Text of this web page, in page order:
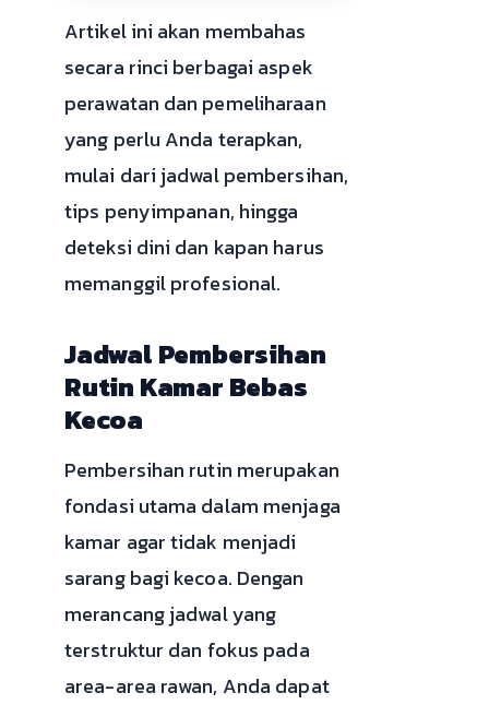
Artikel ini akan membahas
secara rinci berbagai aspek
perawatan dan pemeliharaan
yang perlu Anda terapkan,
mulai dari jadwal pembersihan,
tips penyimpanan, hingga
deteksi dini dan kapan harus
memanggil profesional.
Jadwal Pembersihan
Rutin Kamar Bebas
Kecoa
Pembersihan rutin merupakan
fondasi utama dalam menjaga
kamar agar tidak menjadi
sarang bagi kecoa. Dengan
merancang jadwal yang
terstruktur dan fokus pada
area-area rawan, Anda dapat